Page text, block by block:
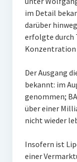
im Detail
darüber
erfolgte durch
Konzentration
Der Ausgang
bekannt: im
genommen;
über einer
nicht wieder
Insofern ist
einer